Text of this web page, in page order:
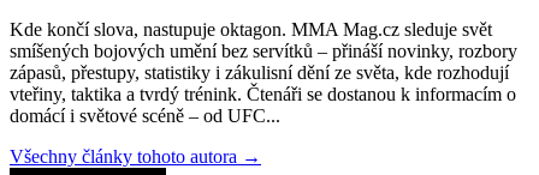
Kde končí slova, nastupuje oktagon. MMA Mag.cz sleduje svět
smíšených bojových umění bez servítků – přináší novinky, rozbory
zápasů, přestupy, statistiky i zákulisní dění ze světa, kde rozhodují
vteřiny, taktika a tvrdý trénink. Čtenáři se dostanou k informacím o
domácí i světové scéně – od UFC...
Všechny články tohoto autora →